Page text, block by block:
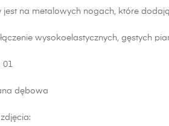
jest na metalowych nogach, które
wysokoelastycznych, gęstych
01
dębowa